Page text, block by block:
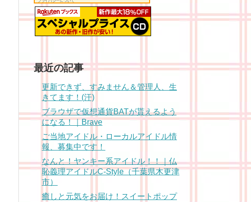
最近の記事
更新できず、すみません＆管理人、生
きてます！(汗)
ブラウザで仮想通貨BATが貰えるよう
になる！｜Brave
ご当地アイドル・ローカルアイドル情
報、募集中です！
なんと！ヤンキー系アイドル！！｜仏
恥義理アイドルC-Style（千葉県木更津
市）
癒しと元気をお届け！スイートポップ